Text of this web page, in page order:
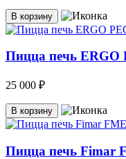
В корзину
Пицца печь ERGO
25 000 ₽
В корзину
Пицца печь Fimar